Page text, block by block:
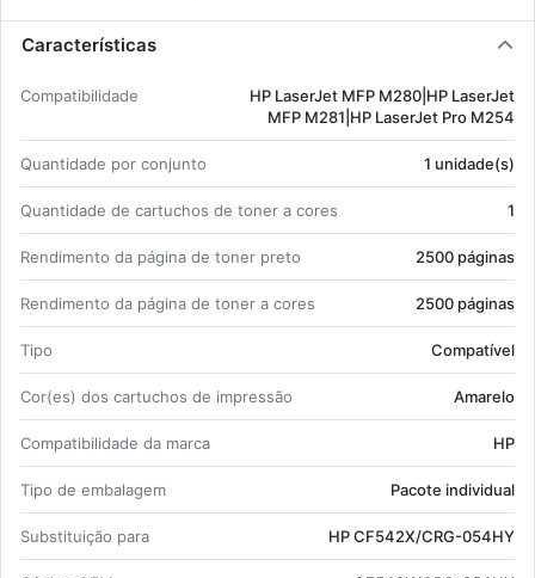
Características
Com­pa­ti­bi­li­dade
HP La­serJet MFP M280|HP La­serJet
MFP M281|HP La­serJet Pro M254
Quan­ti­dade por con­junto 1 uni­dade(s)
Quan­ti­dade de car­tu­chos de toner a cores 1
Ren­di­mento da pá­gina de toner preto 2500 pá­ginas
Ren­di­mento da pá­gina de toner a cores 2500 pá­ginas
Tipo Com­pa­tível
Cor(es) dos car­tu­chos de im­pressão Ama­relo
Com­pa­ti­bi­li­dade da marca HP
Tipo de em­ba­lagem Pa­cote in­di­vi­dual
Subs­ti­tuição para HP CF542X/CRG-054HY